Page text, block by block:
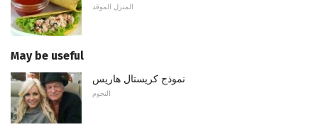
المنزل الموقد
May be useful
نموذج كريستال هاريس
النجوم